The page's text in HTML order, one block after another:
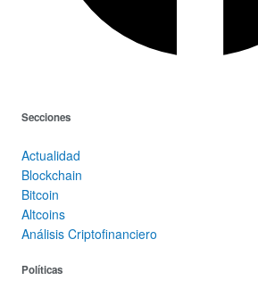
Secciones
Actualidad
Blockchain
Bitcoin
Altcoins
Análisis Criptofinanciero
Políticas